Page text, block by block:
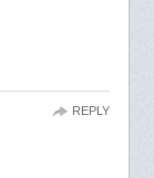
REPLY